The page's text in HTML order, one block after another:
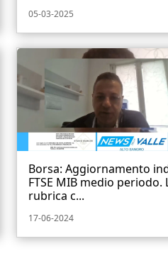
05-03-2025
Borsa: Aggiornamento
FTSE MIB medio periodo.
rubrica c...
17-06-2024